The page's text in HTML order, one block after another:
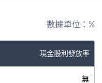
數據單位：%
現金股利發放率
無